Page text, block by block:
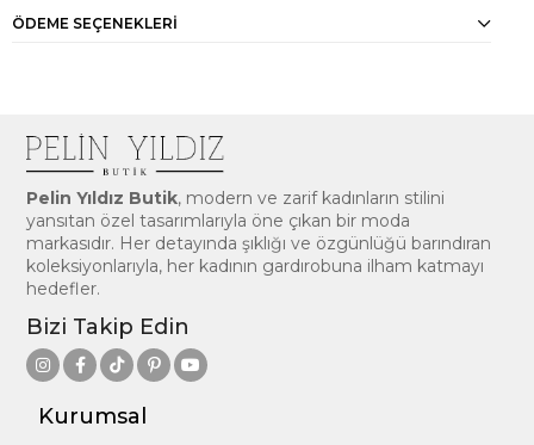
ÖDEME SEÇENEKLERI
Pelin Yıldız Butik, modern ve zarif kadınların stilini
yansıtan özel tasarımlarıyla öne çıkan bir moda
markasıdır. Her detayında şıklığı ve özgünlüğü barındıran
koleksiyonlarıyla, her kadının gardırobuna ilham katmayı
hedefler.
Bizi Takip Edin
Kurumsal